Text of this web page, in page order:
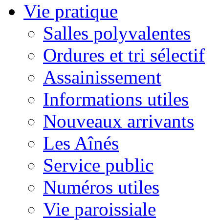
Vie pratique
Salles polyvalentes
Ordures et tri sélectif
Assainissement
Informations utiles
Nouveaux arrivants
Les Aînés
Service public
Numéros utiles
Vie paroissiale